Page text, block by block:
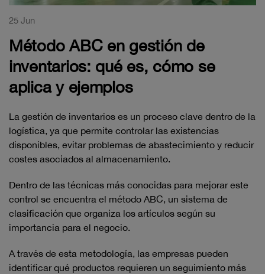
25 Jun
Método ABC en gestión de
inventarios: qué es, cómo se
aplica y ejemplos
La gestión de inventarios es un proceso clave dentro de la
logística, ya que permite controlar las existencias
disponibles, evitar problemas de abastecimiento y reducir
costes asociados al almacenamiento.
Dentro de las técnicas más conocidas para mejorar este
control se encuentra el método ABC, un sistema de
clasificación que organiza los artículos según su
importancia para el negocio.
A través de esta metodología, las empresas pueden
identificar qué productos requieren un seguimiento más